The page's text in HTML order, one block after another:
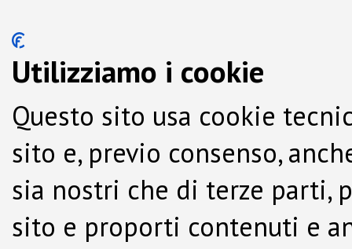
Utilizziamo i cookie
Questo sito usa cookie
sito e, previo consenso,
sia nostri che di terze parti,
sito e proporti contenuti e